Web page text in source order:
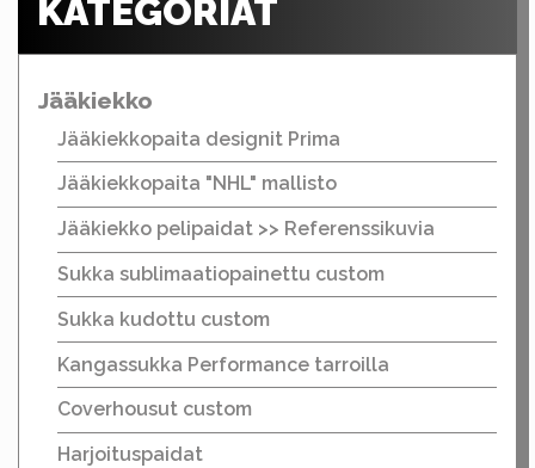
KATEGORIAT
Jääkiekko
Jääkiekkopaita designit Prima
Jääkiekkopaita "NHL" mallisto
Jääkiekko pelipaidat >> Referenssikuvia
Sukka sublimaatiopainettu custom
Sukka kudottu custom
Kangassukka Performance tarroilla
Coverhousut custom
Harjoituspaidat